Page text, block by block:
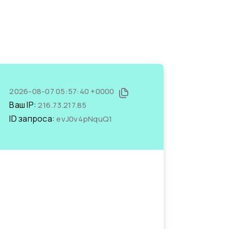
2026-08-07 05:57:40 +0000
Ваш IP:216.73.217.85
ID запроса:evJ0v4pNquQ1